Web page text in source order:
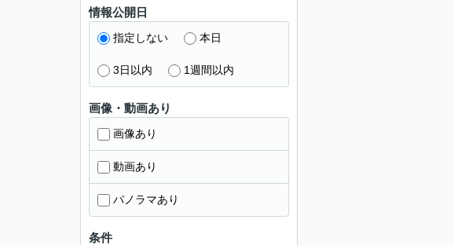
情報公開日
指定しない 本日
3日以内 1週間以内
画像・動画あり
画像あり
動画あり
パノラマあり
条件